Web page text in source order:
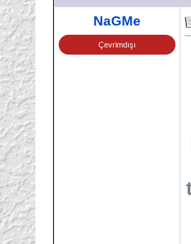
NaGMe
Çevrimdışı